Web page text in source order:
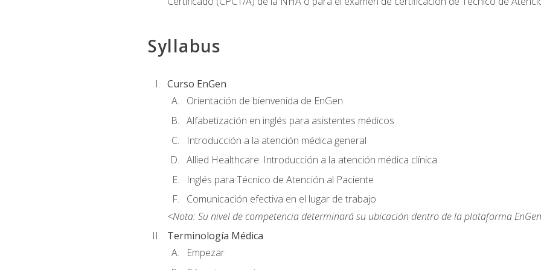
Syllabus
Curso EnGen
Orientación de bienvenida de EnGen
Alfabetización en inglés para asistentes médicos
Introducción a la atención médica general
Allied Healthcare: Introducción a la atención médica clínica
Inglés para Técnico de Atención al Paciente
Comunicación efectiva en el lugar de trabajo
<Nota: Su nivel de competencia determinará su ubicación dentro de la plataforma
Terminología Médica
Empezar